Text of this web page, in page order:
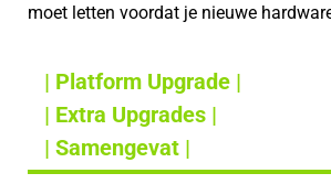
moet letten voordat je nieuwe
| Platform Upgrade |
| Extra Upgrades |
| Samengevat |